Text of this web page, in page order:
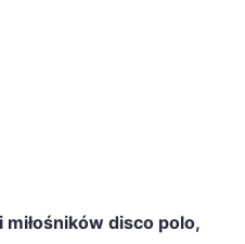
miłośników disco polo,